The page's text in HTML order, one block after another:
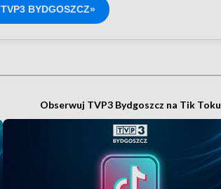
BYDGOSZCZ»
Obserwuj TVP3 Bydgoszcz na Tik Toku